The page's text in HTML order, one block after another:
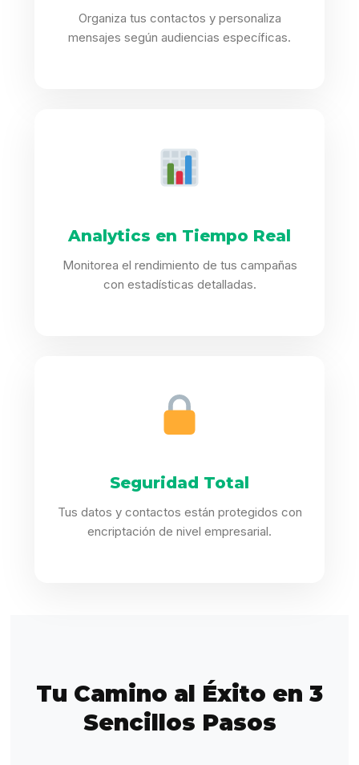
Organiza tus contactos y personaliza
mensajes según audiencias específicas.
Analytics en Tiempo Real
Monitorea el rendimiento de tus campañas
con estadísticas detalladas.
Seguridad Total
Tus datos y contactos están protegidos con
encriptación de nivel empresarial.
Tu Camino al Éxito en 3
Sencillos Pasos